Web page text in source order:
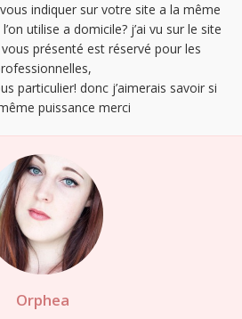
indiquer sur votre site a la même
utilise a domicile? j’ai vu sur le site
vous présenté est réservé pour les
particulier! donc j’aimerais savoir si
puissance merci
Orphea